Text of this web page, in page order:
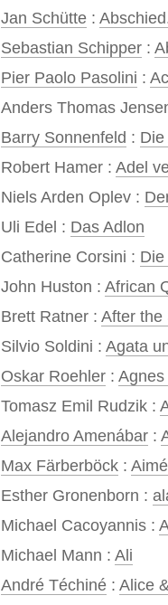
Jan Schütte:
Sebastian Schipper:
Pier Paolo Pasolini :
Anders Thomas
Barry Sonnenfeld :
Robert Hamer : Adel
Niels Arden Oplev :
Uli Edel : Das Adlon
Catherine Corsini : Die
John Huston : African
Brett Ratner : After the
Silvio Soldini : Agata
Oskar Roehler:
Tomasz Emil Rudzik :
Alejandro Amenábar:
Max Färberböck:
Esther Gronenborn :
Michael Cacoyannis :
Michael Mann : Ali
André Téchiné: Alice